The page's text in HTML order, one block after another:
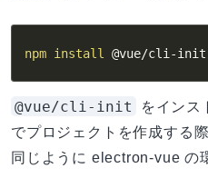
npm install @vue/cli-init
@vue/cli-init
をインス
でプロジェクトを作成する
同じように electron-vue の